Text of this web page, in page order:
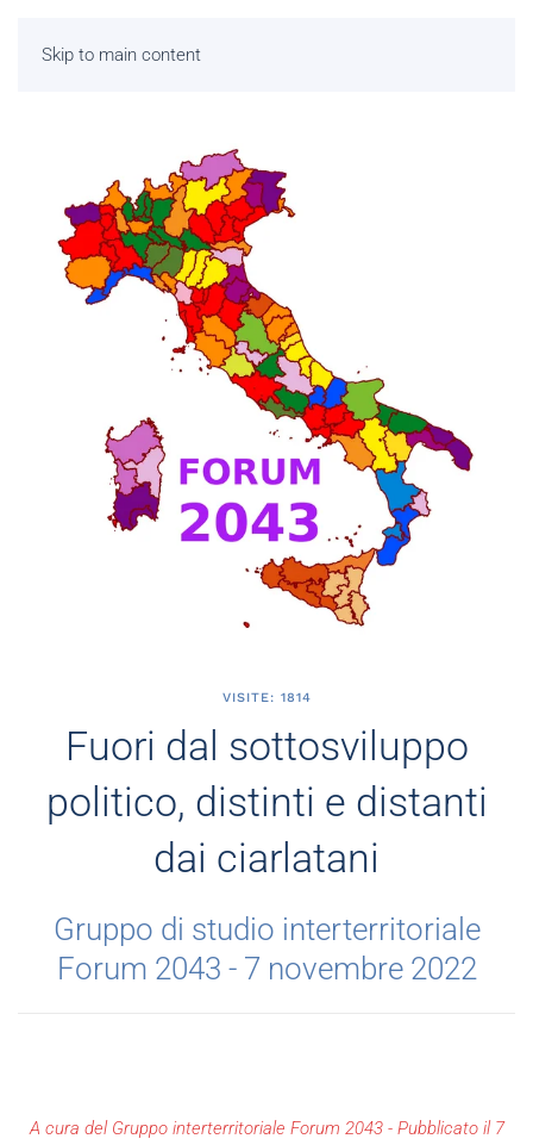
Skip to main content
VISITE: 1814
Fuori dal sottosviluppo
politico, distinti e distanti
dai ciarlatani
Gruppo di studio interterritoriale
Forum 2043 - 7 novembre 2022
A cura del Gruppo interterritoriale Forum 2043 - Pubblicato il 7